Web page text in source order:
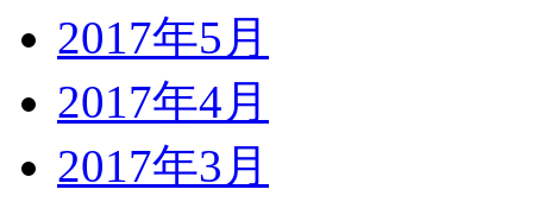
2017年5月
2017年4月
2017年3月